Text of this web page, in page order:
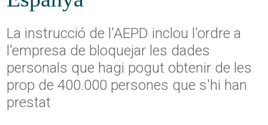
La instrucció de l'AEPD inclou l'ordre a
l'empresa de bloquejar les dades
personals que hagi pogut obtenir de les
prop de 400.000 persones que s'hi han
prestat